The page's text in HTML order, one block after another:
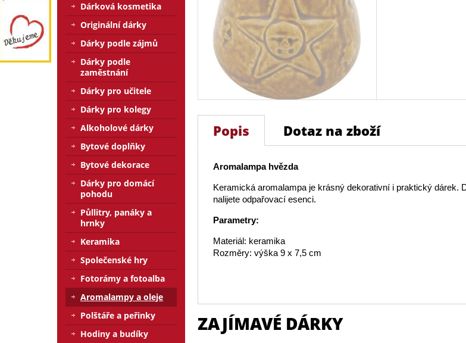
Popis Dotaz na zboží
Aromalampa hvězda
Keramická aromalampa je krásný dekorativní i praktický dárek.
nalijete odpařovací esenci.
Parametry:
Materiál: keramika
Rozměry: výška 9 x 7,5 cm
ZAJÍMAVÉ DÁRKY
Dárková kosmetika
Originální dárky
Dárky podle zájmů
Dárky podle
zaměstnání
Dárky pro učitele
Dárky pro kolegy
Alkoholové dárky
Bytové doplňky
Bytové dekorace
Dárky pro domácí
pohodu
Půllitry, panáky a
hrnky
Keramika
Společenské hry
Fotorámy a fotoalba
Aromalampy a oleje
Polštáře a peřinky
Hodiny a budíky